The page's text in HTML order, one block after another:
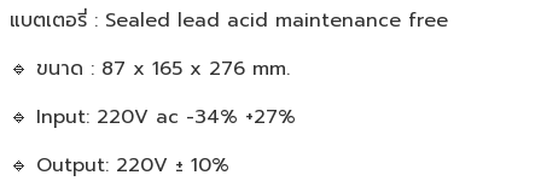
แบตเตอรี่ : Sealed lead acid maintenance free
🔹 ขนาด : 87 x 165 x 276 mm.
🔹 Input: 220V ac -34% +27%
🔹 Output: 220V ± 10%